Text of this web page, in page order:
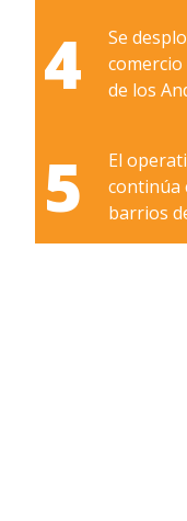
4
Se
de los
5
El
continúa
barrios